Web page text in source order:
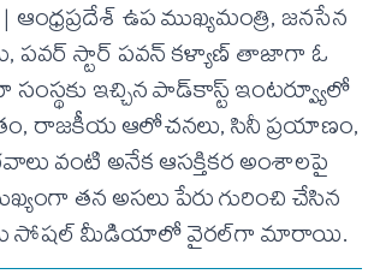
| ఆంధ్రప్రదేశ్ ఉప ముఖ్యమంత్రి, జనసేన
పవర్ స్టార్ పవన్ కళ్యాణ్ తాజాగా ఓ
ఇచ్చిన పాడ్‌కాస్ట్ ఇంటర్వ్యూలో
రాజకీయ ఆలోచనలు, సినీ ప్రయాణం,
వంటి అనేక ఆసక్తికర అంశాలపై
తన అసలు పేరు గురించి చేసిన
సోషల్ మీడియాలో వైరల్‌గా మారాయి.